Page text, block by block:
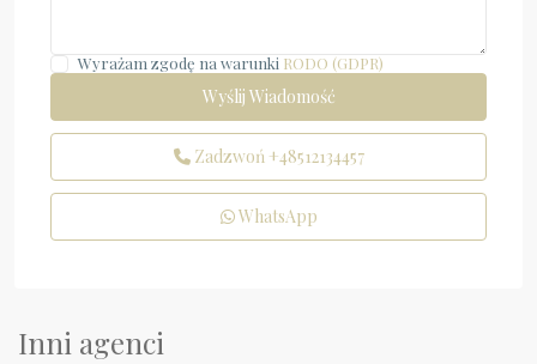
Wyrażam zgodę na warunki RODO (GDPR)
Zadzwoń +48512134457
WhatsApp
Inni agenci